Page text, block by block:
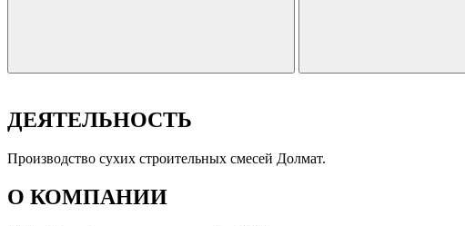
ДЕЯТЕЛЬНОСТЬ
Производство сухих строительных смесей Долмат.
О КОМПАНИИ